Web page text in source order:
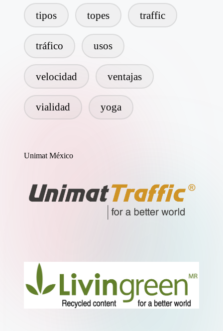
tipos topes traffic
tráfico usos
velocidad ventajas
vialidad yoga
Unimat México